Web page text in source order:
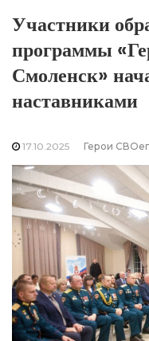
Участники
программы
Смоленск»
наставниками
17.10.2025 Герои